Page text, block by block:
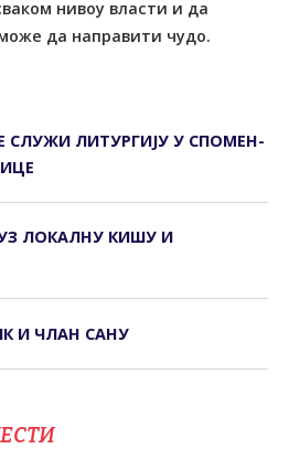
нивоу власти и да
да направити чудо.
ЛИТУРГИЈУ У СПОМЕН-
ЛОКАЛНУ КИШУ И
И ЧЛАН САНУ